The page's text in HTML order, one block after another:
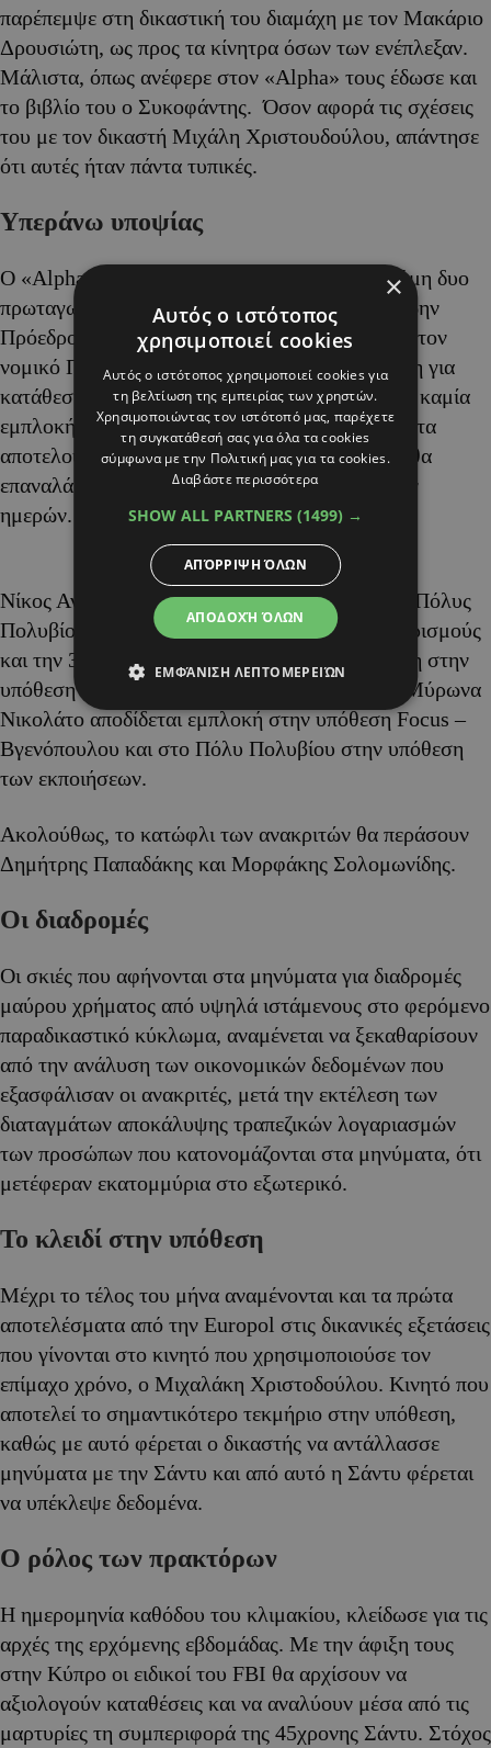
παρέπεμψε στη δικαστική του διαμάχη με τον Μακάριο
Δρουσιώτη, ως προς τα κίνητρα όσων των ενέπλεξαν.
Μάλιστα, όπως ανέφερε στον «Alpha» τους έδωσε και
το βιβλίο του ο Συκοφάντης. Όσον αφορά τις σχέσεις
του με τον δικαστή Μιχάλη Χριστουδούλου, απάντησε
ότι αυτές ήταν πάντα τυπικές.
Υπεράνω υποψίας
Ο «Alpha της Κυριακής» επικοινώνησε με ακόμη δυο
πρωταγωνιστές των μηνυμάτων Σάντυ, τον πρώην
Πρόεδρο του Ανωτάτου Μύρωνα Νικολάτο και τον
νομικό Πόλυ Πολυβίου, οι οποίοι κλήθηκαν ήδη για
κατάθεση. Και οι δυο επανέλαβαν ότι δεν έχουν καμία
εμπλοκή με τα όσα αναφέρονται, ότι τα μηνύματα
αποτελούν προϊόν μυθοπλασίας και ότι το ίδιο θα
επαναλάβουν ενώπιον των ανακριτών εντός των
ημερών.
Νίκος Αναστασιάδης, Μύρωνας Νικολάτος και Πόλυς
Πολυβίου, εμπλέκονται σύμφωνα με τους ισχυρισμούς
και την 34σελιδη δήλωση Μακάριου Δρουσιώτη στην
υπόθεση του μαύρου βαν, ενώ ξεχωριστά στο Μύρωνα
Νικολάτο αποδίδεται εμπλοκή στην υπόθεση Focus –
Βγενόπουλου και στο Πόλυ Πολυβίου στην υπόθεση
των εκποιήσεων.
Ακολούθως, το κατώφλι των ανακριτών θα περάσουν
Δημήτρης Παπαδάκης και Μορφάκης Σολομωνίδης.
Οι διαδρομές
Οι σκιές που αφήνονται στα μηνύματα για διαδρομές
μαύρου χρήματος από υψηλά ιστάμενους στο φερόμενο
παραδικαστικό κύκλωμα, αναμένεται να ξεκαθαρίσουν
από την ανάλυση των οικονομικών δεδομένων που
εξασφάλισαν οι ανακριτές, μετά την εκτέλεση των
διαταγμάτων αποκάλυψης τραπεζικών λογαριασμών
των προσώπων που κατονομάζονται στα μηνύματα, ότι
μετέφεραν εκατομμύρια στο εξωτερικό.
Το κλειδί στην υπόθεση
Μέχρι το τέλος του μήνα αναμένονται και τα πρώτα
αποτελέσματα από την Europol στις δικανικές εξετάσεις
που γίνονται στο κινητό που χρησιμοποιούσε τον
επίμαχο χρόνο, ο Μιχαλάκη Χριστοδούλου. Κινητό που
αποτελεί το σημαντικότερο τεκμήριο στην υπόθεση,
καθώς με αυτό φέρεται ο δικαστής να αντάλλασσε
μηνύματα με την Σάντυ και από αυτό η Σάντυ φέρεται
να υπέκλεψε δεδομένα.
Ο ρόλος των πρακτόρων
Η ημερομηνία καθόδου του κλιμακίου, κλείδωσε για τις
αρχές της ερχόμενης εβδομάδας. Με την άφιξη τους
στην Κύπρο οι ειδικοί του FBI θα αρχίσουν να
αξιολογούν καταθέσεις και να αναλύουν μέσα από τις
μαρτυρίες τη συμπεριφορά της 45χρονης Σάντυ. Στόχος
×
Αυτός ο ιστότοπος
χρησιμοποιεί cookies
Αυτός ο ιστότοπος χρησιμοποιεί cookies για
τη βελτίωση της εμπειρίας των χρηστών.
Χρησιμοποιώντας τον ιστότοπό μας, παρέχετε
τη συγκατάθεσή σας για όλα τα cookies
σύμφωνα με την Πολιτική μας για τα cookies.
Διαβάστε περισσότερα
SHOW ALL PARTNERS (1499) →
ΑΠΟΔΟΧΉ ΌΛΩΝ
ΑΠΌΡΡΙΨΗ ΌΛΩΝ
ΕΜΦΆΝΙΣΗ ΛΕΠΤΟΜΕΡΕΙΏΝ